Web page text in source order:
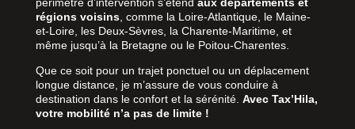
périmètre d’intervention s’étend aux départements et
régions voisins, comme la Loire-Atlantique, le Maine-
et-Loire, les Deux-Sèvres, la Charente-Maritime, et
même jusqu’à la Bretagne ou le Poitou-Charentes.
Que ce soit pour un trajet ponctuel ou un déplacement
longue distance, je m’assure de vous conduire à
destination dans le confort et la sérénité. Avec Tax’Hila,
votre mobilité n’a pas de limite !